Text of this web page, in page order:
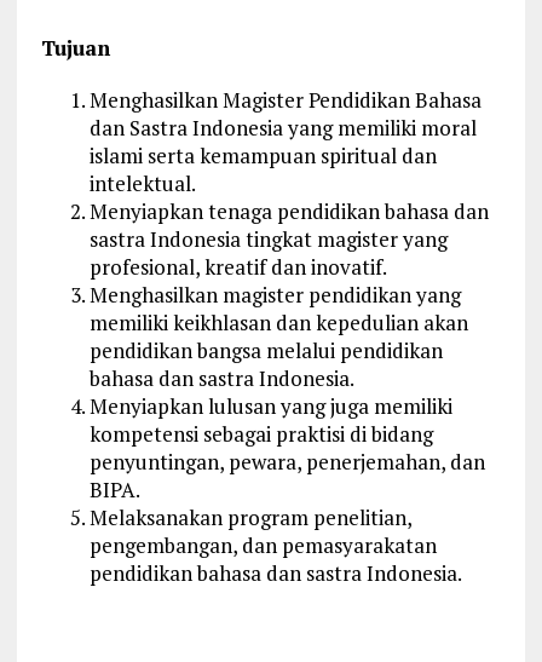
Tujuan
Menghasilkan Magister Pendidikan Bahasa
dan Sastra Indonesia yang memiliki moral
islami serta kemampuan spiritual dan
intelektual.
Menyiapkan tenaga pendidikan bahasa dan
sastra Indonesia tingkat magister yang
profesional, kreatif dan inovatif.
Menghasilkan magister pendidikan yang
memiliki keikhlasan dan kepedulian akan
pendidikan bangsa melalui pendidikan
bahasa dan sastra Indonesia.
Menyiapkan lulusan yang juga memiliki
kompetensi sebagai praktisi di bidang
penyuntingan, pewara, penerjemahan, dan
BIPA.
Melaksanakan program penelitian,
pengembangan, dan pemasyarakatan
pendidikan bahasa dan sastra Indonesia.